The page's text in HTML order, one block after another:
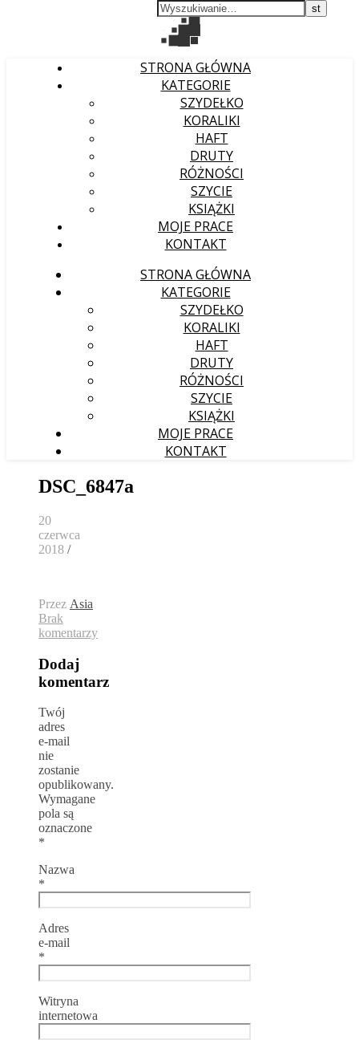
STRONA GŁÓWNA
KATEGORIE
SZYDEŁKO
KORALIKI
HAFT
DRUTY
RÓŻNOŚCI
SZYCIE
KSIĄŻKI
MOJE PRACE
KONTAKT
STRONA GŁÓWNA
KATEGORIE
SZYDEŁKO
KORALIKI
HAFT
DRUTY
RÓŻNOŚCI
SZYCIE
KSIĄŻKI
MOJE PRACE
KONTAKT
DSC_6847a
20
czerwca
2018 /
Przez Asia
Brak
komentarzy
Dodaj
komentarz
Twój
adres
e-mail
nie
zostanie
opublikowany.
Wymagane
pola są
oznaczone
*
Nazwa
*
Adres
e-mail
*
Witryna
internetowa